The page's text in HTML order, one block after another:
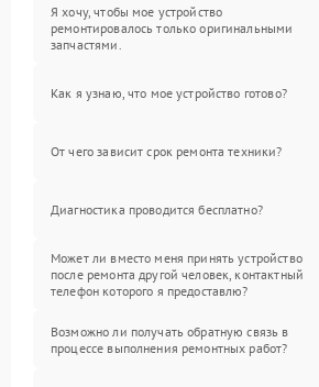
Я хочу, чтобы мое устройство
ремонтировалось только оригинальными
запчастями.
Как я узнаю, что мое устройство готово?
От чего зависит срок ремонта техники?
Диагностика проводится бесплатно?
Может ли вместо меня принять устройство
после ремонта другой человек, контактный
телефон которого я предоставлю?
Возможно ли получать обратную связь в
процессе выполнения ремонтных работ?